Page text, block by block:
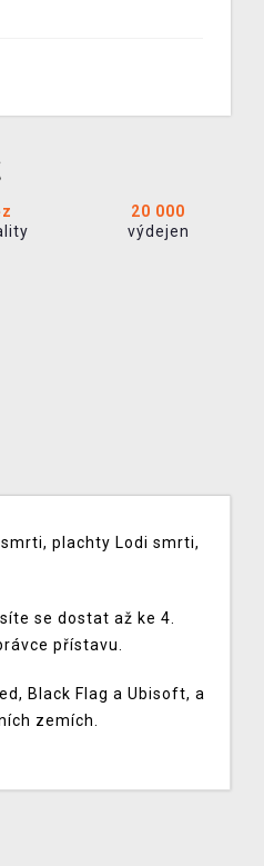
20 000
výdejen
plachty Lodi smrti,
se dostat až ke 4.
přístavu.
Black Flag a Ubisoft, a
zemích.